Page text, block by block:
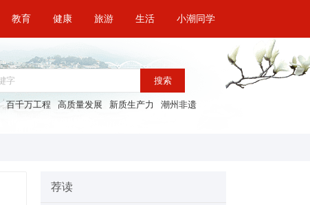
教育 健康 旅游 生活 小潮同学
搜索
百千万工程 高质量发展 新质生产力 潮州非遗
荐读